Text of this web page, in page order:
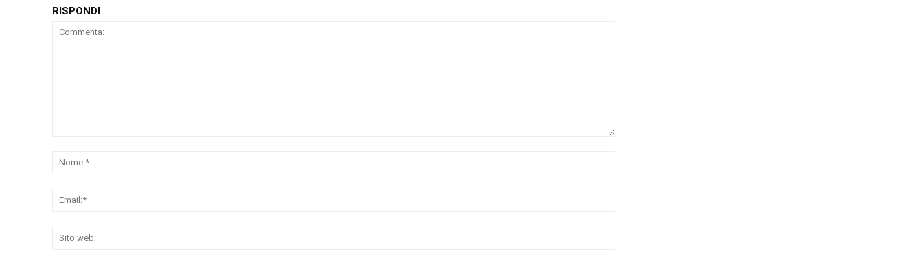
RISPONDI